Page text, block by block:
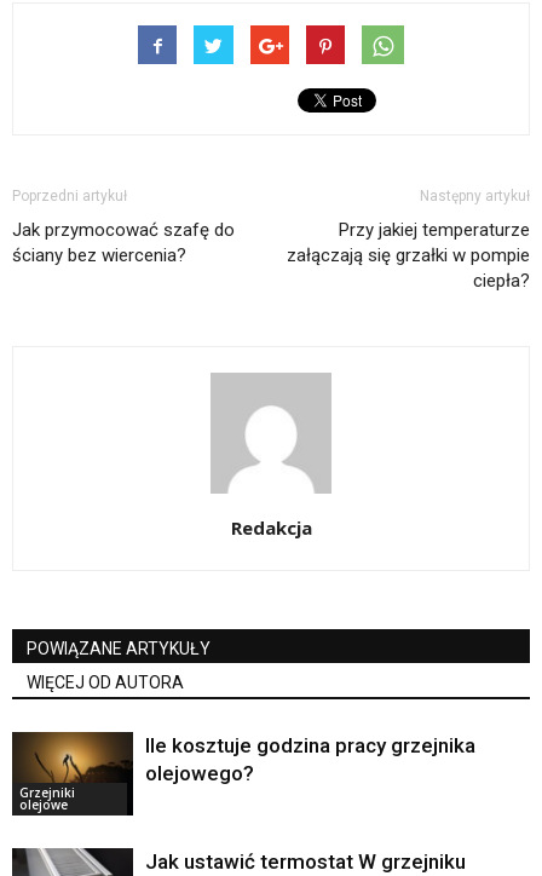
Poprzedni artykuł
Jak przymocować szafę do
ściany bez wiercenia?
Następny artykuł
Przy jakiej temperaturze
załączają się grzałki w pompie
ciepła?
Redakcja
POWIĄZANE ARTYKUŁY
WIĘCEJ OD AUTORA
Grzejniki
olejowe
Ile kosztuje godzina pracy grzejnika
olejowego?
Jak ustawić termostat W grzejniku